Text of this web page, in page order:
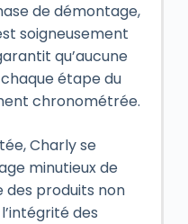
de démontage,
soigneusement
qu’aucune
étape du
chronométrée.
Charly se
minutieux de
des produits non
des